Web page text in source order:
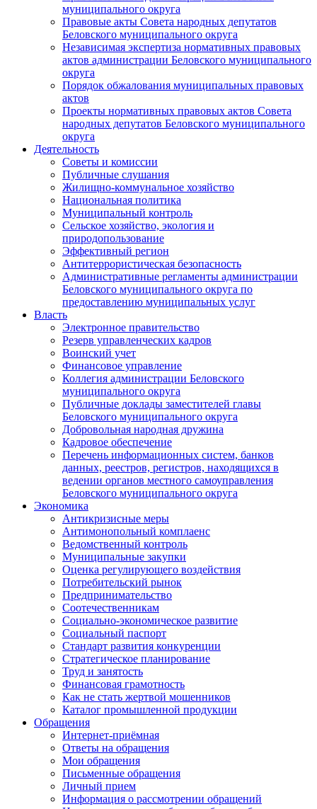
муниципального округа
Правовые акты Совета народных депутатов
Беловского муниципального округа
Независимая экспертиза нормативных правовых
актов администрации Беловского муниципального
округа
Порядок обжалования муниципальных правовых
актов
Проекты нормативных правовых актов Совета
народных депутатов Беловского муниципального
округа
Деятельность
Советы и комиссии
Публичные слушания
Жилищно-коммунальное хозяйство
Национальная политика
Муниципальный контроль
Сельское хозяйство, экология и
природопользование
Эффективный регион
Антитеррористическая безопасность
Административные регламенты администрации
Беловского муниципального округа по
предоставлению муниципальных услуг
Власть
Электронное правительство
Резерв управленческих кадров
Воинский учет
Финансовое управление
Коллегия администрации Беловского
муниципального округа
Публичные доклады заместителей главы
Беловского муниципального округа
Добровольная народная дружина
Кадровое обеспечение
Перечень информационных систем, банков
данных, реестров, регистров, находящихся в
ведении органов местного самоуправления
Беловского муниципального округа
Экономика
Антикризисные меры
Антимонопольный комплаенс
Ведомственный контроль
Муниципальные закупки
Оценка регулирующего воздействия
Потребительский рынок
Предпринимательство
Соотечественникам
Социально-экономическое развитие
Социальный паспорт
Стандарт развития конкуренции
Стратегическое планирование
Труд и занятость
Финансовая грамотность
Как не стать жертвой мошенников
Каталог промышленной продукции
Обращения
Интернет-приёмная
Ответы на обращения
Мои обращения
Письменные обращения
Личный прием
Информация о рассмотрении обращений